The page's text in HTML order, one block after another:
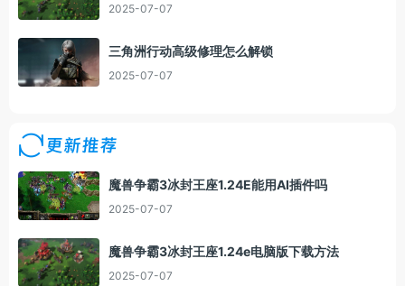
2025-07-07
三角洲行动高级修理怎么解锁
2025-07-07
更新推荐
魔兽争霸3冰封王座1.24E能用AI插件吗
2025-07-07
魔兽争霸3冰封王座1.24e电脑版下载方法
2025-07-07